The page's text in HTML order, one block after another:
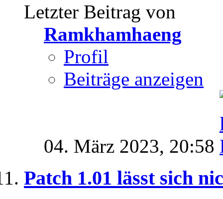
Letzter Beitrag von
Ramkhamhaeng
Profil
Beiträge anzeigen
04. März 2023, 20:58
Patch 1.01 lässt sich